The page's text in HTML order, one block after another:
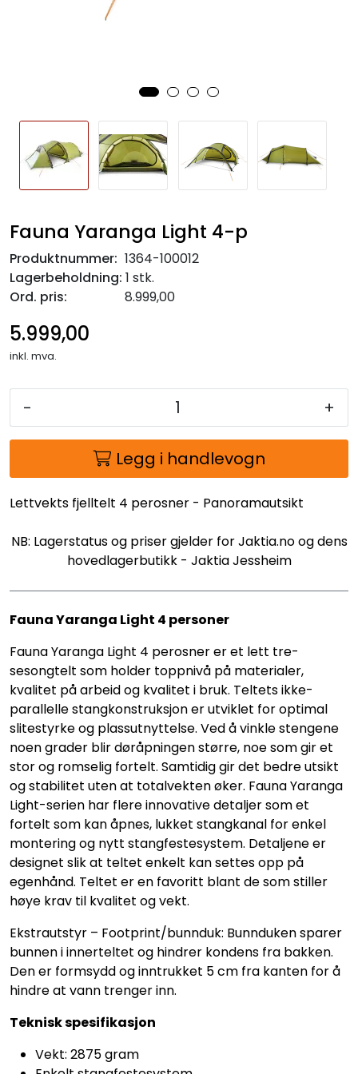
Fauna Yaranga Light 4-p
Produktnummer: 1364-100012
Lagerbeholdning: 1 stk.
Ord. pris:
8.999,00
5.999,00
inkl. mva.
- +
Legg i handlevogn
Lettvekts fjelltelt 4 perosner - Panoramautsikt
NB: Lagerstatus og priser gjelder for Jaktia.no og dens
hovedlagerbutikk - Jaktia Jessheim
Fauna Yaranga Light 4 personer
Fauna Yaranga Light 4 perosner er et lett tre-
sesongtelt som holder toppnivå på materialer,
kvalitet på arbeid og kvalitet i bruk. Teltets ikke-
parallelle stangkonstruksjon er utviklet for optimal
slitestyrke og plassutnyttelse. Ved å vinkle stengene
noen grader blir døråpningen større, noe som gir et
stor og romselig fortelt. Samtidig gir det bedre utsikt
og stabilitet uten at totalvekten øker. Fauna Yaranga
Light-serien har flere innovative detaljer som et
fortelt som kan åpnes, lukket stangkanal for enkel
montering og nytt stangfestesystem. Detaljene er
designet slik at teltet enkelt kan settes opp på
egenhånd. Teltet er en favoritt blant de som stiller
høye krav til kvalitet og vekt.
Ekstrautstyr – Footprint/bunnduk: Bunnduken sparer
bunnen i innerteltet og hindrer kondens fra bakken.
Den er formsydd og inntrukket 5 cm fra kanten for å
hindre at vann trenger inn.
Teknisk spesifikasjon
Vekt: 2875 gram